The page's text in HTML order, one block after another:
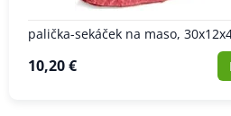
palička-sekáček na maso,
10,20 €